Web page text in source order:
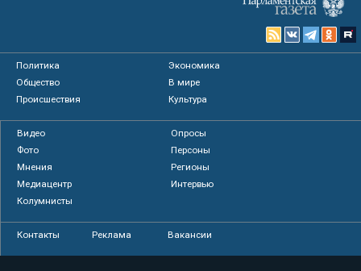
Политика
Экономика
Общество
В мире
Происшествия
Культура
Видео
Опросы
Фото
Персоны
Мнения
Регионы
Медиацентр
Интервью
Колумнисты
Контакты Реклама Вакансии